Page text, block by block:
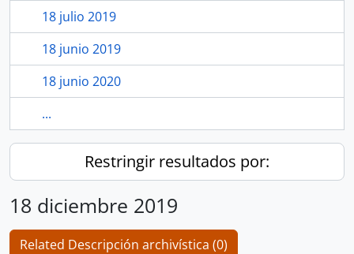
18 julio 2019
18 junio 2019
18 junio 2020
...
Restringir resultados por:
18 diciembre 2019
Related Descripción archivística (0)